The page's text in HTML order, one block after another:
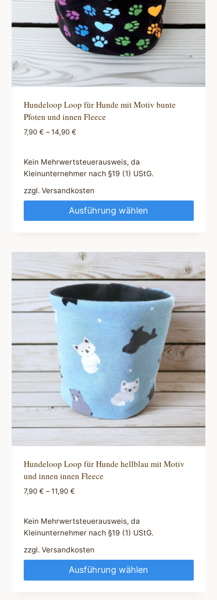
Hundeloop Loop für Hunde mit Motiv bunte
Pfoten und innen Fleece
7,90 € –14,90 €
Kein Mehrwertsteuerausweis, da
Kleinunternehmer nach §19 (1) UStG.
zzgl. Versandkosten
Ausführung wählen
weist
Varianten
Die
auf
der
Produktseite
gewählt
Hundeloop Loop für Hunde hellblau mit Motiv
und innen innen Fleece
7,90 € –11,90 €
Kein Mehrwertsteuerausweis, da
Kleinunternehmer nach §19 (1) UStG.
zzgl. Versandkosten
Ausführung wählen